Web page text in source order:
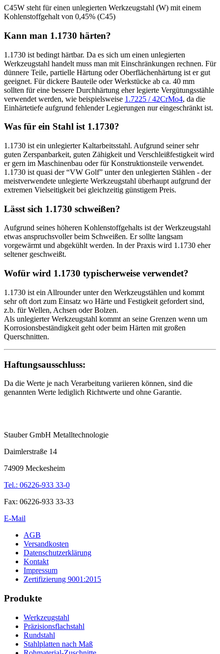
C45W steht für einen unlegierten Werkzeugstahl (W) mit einem
Kohlenstoffgehalt von 0,45% (C45)
Kann man 1.1730 härten?
1.1730 ist bedingt härtbar. Da es sich um einen unlegierten
Werkzeugstahl handelt muss man mit Einschränkungen rechnen. Für
dünnere Teile, partielle Härtung oder Oberflächenhärtung ist er gut
geeignet. Für dickere Bauteile oder Werkstücke ab ca. 40 mm
sollten für eine bessere Durchhärtung eher legierte Vergütungsstähle
verwendet werden, wie beispielsweise 1.7225 / 42CrMo4, da die
Einhärtetiefe aufgrund fehlender Legierungen nur eingeschränkt ist.
Was für ein Stahl ist 1.1730?
1.1730 ist ein unlegierter Kaltarbeitsstahl. Aufgrund seiner sehr
guten Zerspanbarkeit, guten Zähigkeit und Verschleißfestigkeit wird
er gern im Maschinenbau oder für Konstruktionsteile verwendet.
1.1730 ist quasi der “VW Golf” unter den unlegierten Stählen - der
meistverwendete unlegierte Werkzeugstahl überhaupt aufgrund der
extremen Vielseitigkeit bei gleichzeitig günstigem Preis.
Lässt sich 1.1730 schweißen?
Aufgrund seines höheren Kohlenstoffgehalts ist der Werkzeugstahl
etwas anspruchsvoller beim Schweißen. Er sollte langsam
vorgewärmt und abgekühlt werden. In der Praxis wird 1.1730 eher
seltener geschweißt.
Wofür wird 1.1730 typischerweise verwendet?
1.1730 ist ein Allrounder unter den Werkzeugstählen und kommt
sehr oft dort zum Einsatz wo Härte und Festigkeit gefordert sind,
z.b. für Wellen, Achsen oder Bolzen.
Als unlegierter Werkzeugstahl kommt an seine Grenzen wenn um
Korrosionsbeständigkeit geht oder beim Härten mit großen
Querschnitten.
Haftungsausschluss:
Da die Werte je nach Verarbeitung variieren können, sind die
genannten Werte lediglich Richtwerte und ohne Garantie.
Stauber GmbH Metalltechnologie
Daimlerstraße 14
74909 Meckesheim
Tel.: 06226-933 33-0
Fax: 06226-933 33-33
E-Mail
AGB
Versandkosten
Datenschutzerklärung
Kontakt
Impressum
Zertifizierung 9001:2015
Produkte
Werkzeugstahl
Präzisionsflachstahl
Rundstahl
Stahlplatten nach Maß